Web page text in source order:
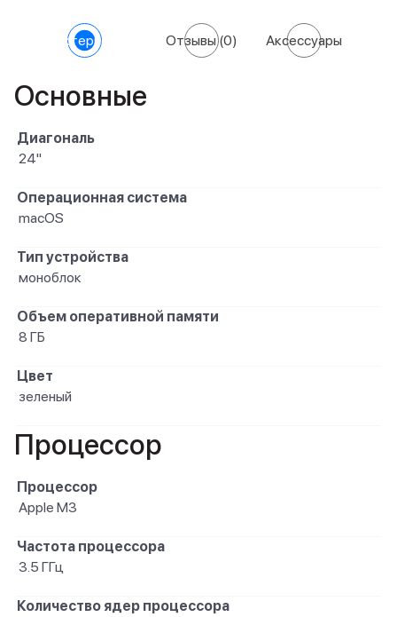
Характеристики Отзывы(0) Аксессуары
Основные
Диагональ
24"
Операционная система
macOS
Тип устройства
моноблок
Объем оперативной памяти
8 ГБ
Цвет
зеленый
Процессор
Процессор
Apple M3
Частота процессора
3.5 ГГц
Количество ядер процессора